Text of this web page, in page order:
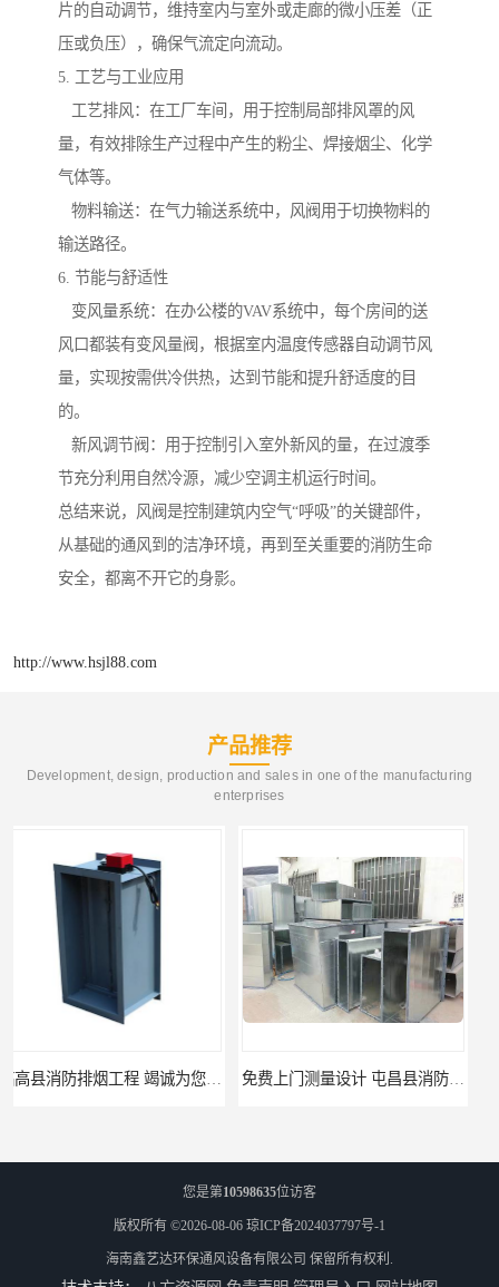
片的自动调节，维持室内与室外或走廊的微小压差（正
压或负压），确保气流定向流动。
5. 工艺与工业应用
工艺排风：在工厂车间，用于控制局部排风罩的风
量，有效排除生产过程中产生的粉尘、焊接烟尘、化学
气体等。
物料输送：在气力输送系统中，风阀用于切换物料的
输送路径。
6. 节能与舒适性
变风量系统：在办公楼的VAV系统中，每个房间的送
风口都装有变风量阀，根据室内温度传感器自动调节风
量，实现按需供冷供热，达到节能和提升舒适度的目
的。
新风调节阀：用于控制引入室外新风的量，在过渡季
节充分利用自然冷源，减少空调主机运行时间。
总结来说，风阀是控制建筑内空气“呼吸”的关键部件，
从基础的通风到的洁净环境，再到至关重要的消防生命
安全，都离不开它的身影。
http://www.hsjl88.com
产品推荐
Development, design, production and sales in one of the manufacturing
enterprises
免费设计 屯昌县地下室新风工厂
您是第10598635位访客
版权所有 ©2026-08-06 琼ICP备2024037797号-1
海南鑫艺达环保通风设备有限公司 保留所有权利.